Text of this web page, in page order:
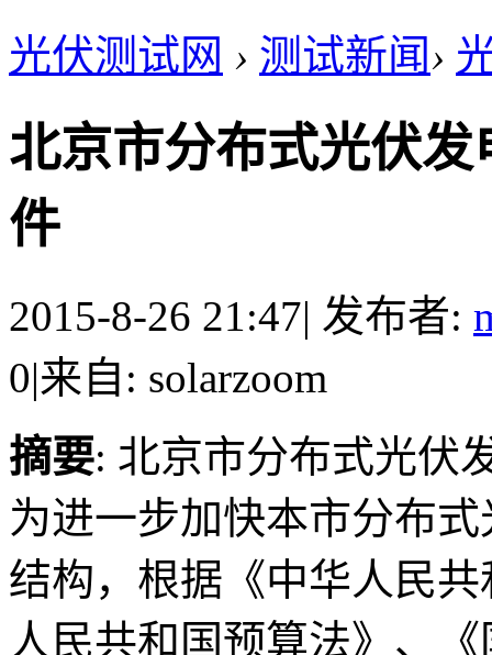
光伏测试网 › 测试新闻›
北京市分布式光伏
件
2015-8-26 21:47| 发布者:
0|来自: solarzoom
摘要: 北京市分布式光伏
为进一步加快本市分布
结构，根据《中华人民
人民共和国预算法》、